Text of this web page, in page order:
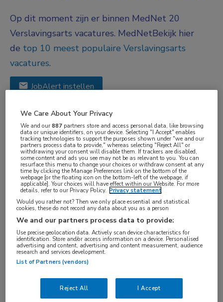
Op dit moment zijn er binnen MedNet 20
Verslavingsarts vacatures. MedNetBekijk hier
de top 10 meest populaire Verslavingsarts
vacatures.
JobAlert instellen
We hebben20vacatures voor je gevonden
Gisteren
Verslavingsarts KNMG Uitgelicht
Parnassia Groep, Velsen-Noord
Verslavingsarts
BRANCHE
GGZ
OPLEIDINGSNIVEAU
DIENSTVERBAND
Niet nader bepaald
We Care About Your Privacy
We and our887 partners store and access personal data, like browsing
data or unique identifiers, on your device. Selecting "I Accept" enables
tracking technologies to support the purposes shown under "we and our
partners process data to provide," whereas selecting "Reject All" or
withdrawing your consent will disable them. If trackers are disabled,
some content and ads you see may not be as relevant to you. You can
resurface this menu to change your choices or withdraw consent at any
time by clicking the Manage Preferences link on the bottom of the
webpage [or the floating icon on the bottom-left of the webpage, if
applicable]. Your choices will have effect within our Website. For more
details, refer to our Privacy Policy. Privacy statement
Would you rather not? Then we only place essential and statistical
cookies, these do not record any data about you as a person
We and our partners process data to provide:
Use precise geolocation data. Actively scan device characteristics for
identification. Store and/or access information on a device. Personalised
advertising and content, advertising and content measurement, audience
research and services development.
List of Partners (vendors)
Reject All I Accept